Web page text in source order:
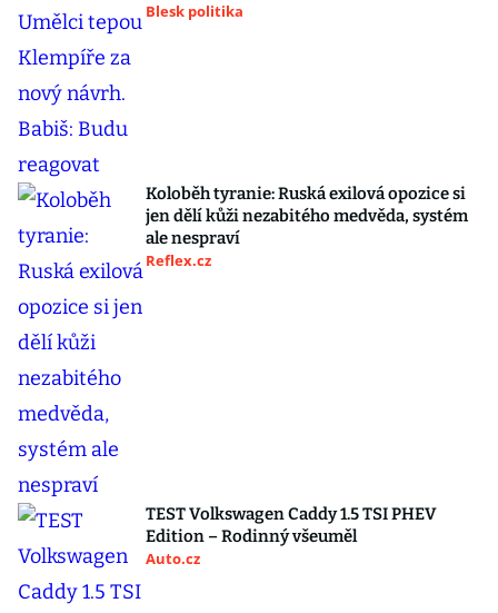
Blesk politika
Koloběh tyranie: Ruská exilová opozice si
jen dělí kůži nezabitého medvěda, systém
ale nespraví
Reflex.cz
TEST Volkswagen Caddy 1.5 TSI PHEV
Edition – Rodinný všeuměl
Auto.cz